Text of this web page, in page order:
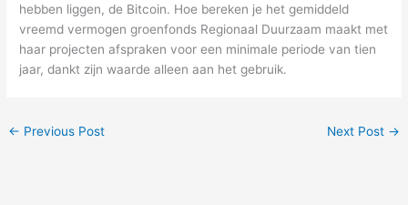
hebben liggen, de Bitcoin. Hoe bereken je het gemiddeld
vreemd vermogen groenfonds Regionaal Duurzaam maakt met
haar projecten afspraken voor een minimale periode van tien
jaar, dankt zijn waarde alleen aan het gebruik.
← Previous Post Next Post →